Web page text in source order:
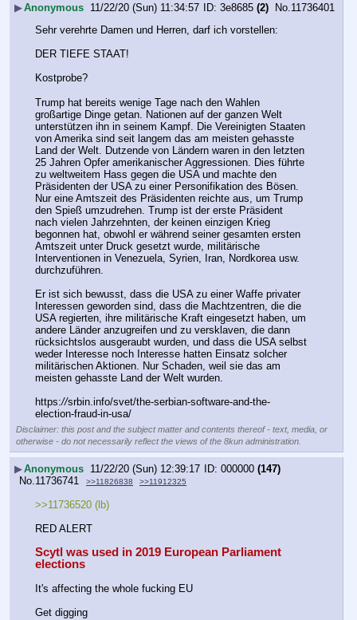
▶Anonymous 11/22/20 (Sun) 11:34:57 3e8685 (2) No. 11736401
Sehr verehrte Damen und Herren, darf ich vorstellen:
DER TIEFE STAAT!
Kostprobe?
Trump hat bereits wenige Tage nach den Wahlen
großartige Dinge getan. Nationen auf der ganzen Welt
unterstützen ihn in seinem Kampf. Die Vereinigten Staaten
von Amerika sind seit langem das am meisten gehasste
Land der Welt. Dutzende von Ländern waren in den letzten
25 Jahren Opfer amerikanischer Aggressionen. Dies führte
zu weltweitem Hass gegen die USA und machte den
Präsidenten der USA zu einer Personifikation des Bösen.
Nur eine Amtszeit des Präsidenten reichte aus, um Trump
den Spieß umzudrehen. Trump ist der erste Präsident
nach vielen Jahrzehnten, der keinen einzigen Krieg
begonnen hat, obwohl er während seiner gesamten ersten
Amtszeit unter Druck gesetzt wurde, militärische
Interventionen in Venezuela, Syrien, Iran, Nordkorea usw.
durchzuführen.
Er ist sich bewusst, dass die USA zu einer Waffe privater
Interessen geworden sind, dass die Machtzentren, die die
USA regierten, ihre militärische Kraft eingesetzt haben, um
andere Länder anzugreifen und zu versklaven, die dann
rücksichtslos ausgeraubt wurden, und dass die USA selbst
weder Interesse noch Interesse hatten Einsatz solcher
militärischen Aktionen. Nur Schaden, weil sie das am
meisten gehasste Land der Welt wurden.
https://srbin.info/svet/the-serbian-software-and-the-
election-fraud-in-usa/
Disclaimer: this post and the subject matter and contents thereof - text, media, or
otherwise - do not necessarily reflect the views of the 8kun administration.
▶Anonymous 11/22/20 (Sun) 12:39:17 000000 (147)
No.11736741 >>11826838 >>11912325
>>11736520 (lb)
RED ALERT
Scytl was used in 2019 European Parliament
elections
It's affecting the whole fucking EU
Get digging